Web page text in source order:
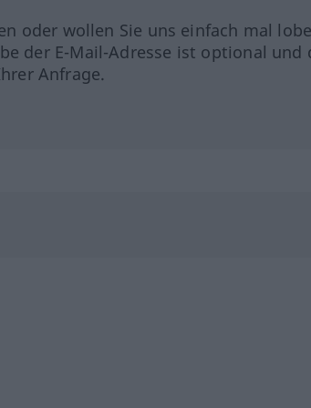
oder wollen Sie uns einfach mal
der E-Mail-Adresse ist optional und
Anfrage.